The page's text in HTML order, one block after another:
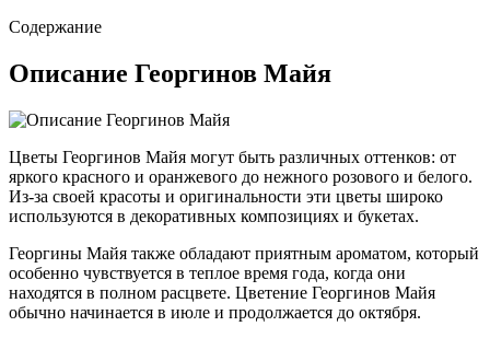
Содержание
Описание Георгинов Майя
Цветы Георгинов Майя могут быть различных оттенков: от
яркого красного и оранжевого до нежного розового и белого.
Из-за своей красоты и оригинальности эти цветы широко
используются в декоративных композициях и букетах.
Георгины Майя также обладают приятным ароматом, который
особенно чувствуется в теплое время года, когда они
находятся в полном расцвете. Цветение Георгинов Майя
обычно начинается в июле и продолжается до октября.